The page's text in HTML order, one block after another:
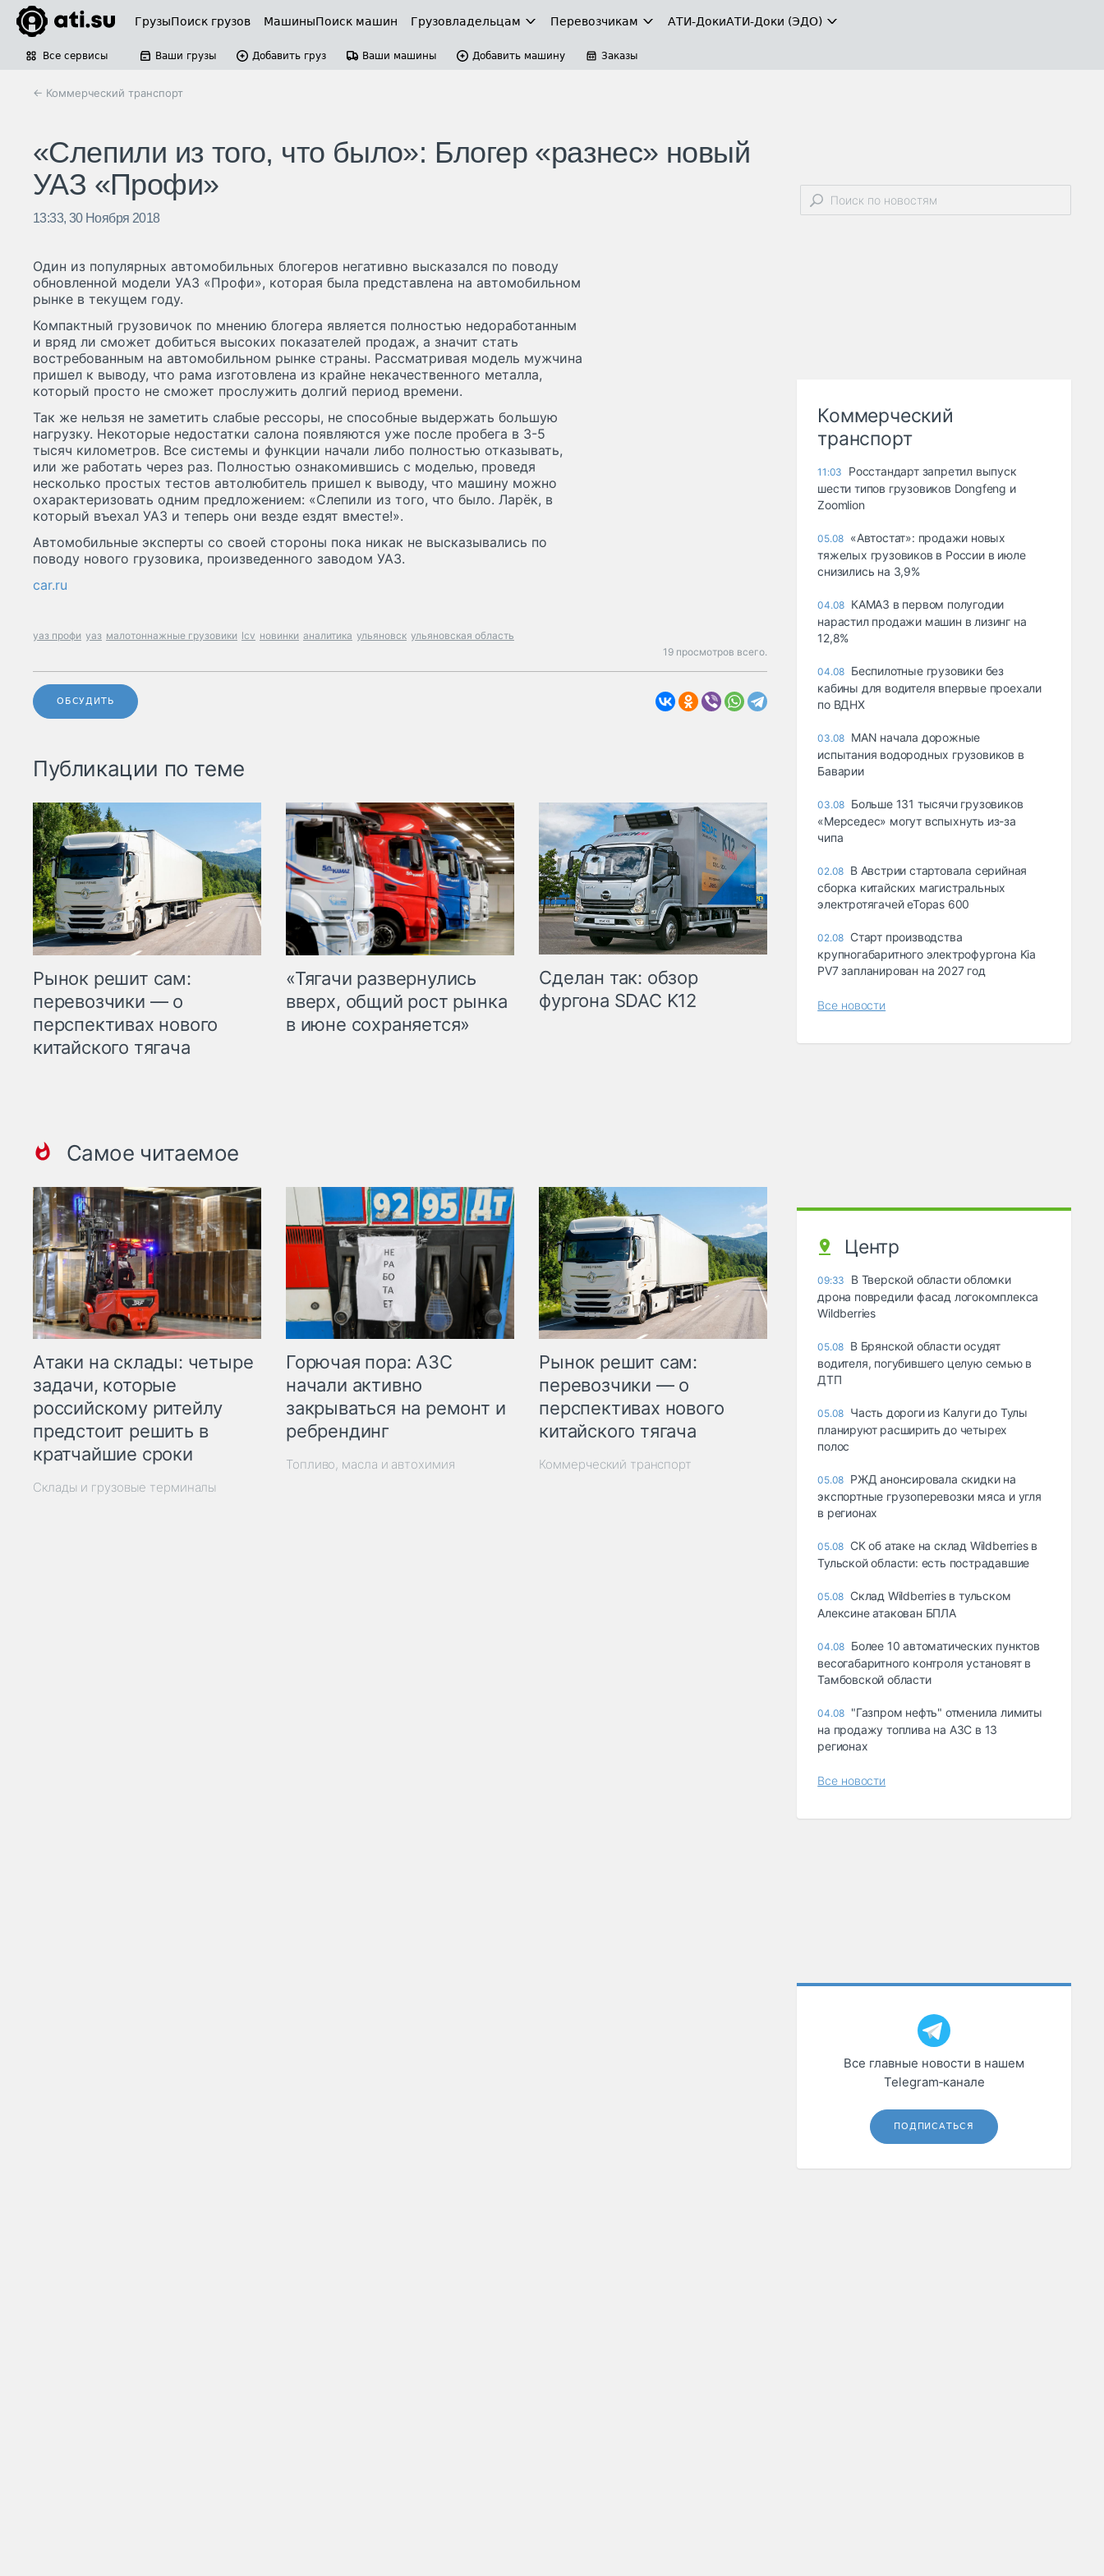
ГрузыПоиск грузов МашиныПоиск машин Грузовладельцам Перевозчикам АТИ-ДокиАТИ-Доки (ЭДО)
Все сервисы Ваши грузы Добавить груз Ваши машины Добавить машину Заказы
← Коммерческий транспорт
«Слепили из того, что было»: Блогер «разнес» новый
УАЗ «Профи»
13:33, 30 Ноября 2018
Один из популярных автомобильных блогеров негативно высказался по поводу
обновленной модели УАЗ «Профи», которая была представлена на автомобильном
рынке в текущем году.
Компактный грузовичок по мнению блогера является полностью недоработанным
и вряд ли сможет добиться высоких показателей продаж, а значит стать
востребованным на автомобильном рынке страны. Рассматривая модель мужчина
пришел к выводу, что рама изготовлена из крайне некачественного металла,
который просто не сможет прослужить долгий период времени.
Так же нельзя не заметить слабые рессоры, не способные выдержать большую
нагрузку. Некоторые недостатки салона появляются уже после пробега в 3-5
тысяч километров. Все системы и функции начали либо полностью отказывать,
или же работать через раз. Полностью ознакомившись с моделью, проведя
несколько простых тестов автолюбитель пришел к выводу, что машину можно
охарактеризовать одним предложением: «Слепили из того, что было. Ларёк, в
который въехал УАЗ и теперь они везде ездят вместе!».
Автомобильные эксперты со своей стороны пока никак не высказывались по
поводу нового грузовика, произведенного заводом УАЗ.
car.ru
уаз профи уаз малотоннажные грузовики lcv новинки аналитика ульяновск ульяновская область
19 просмотров всего.
ОБСУДИТЬ
Публикации по теме
Рынок решит сам:
перевозчики — о
перспективах нового
китайского тягача
«Тягачи развернулись
вверх, общий рост рынка
в июне сохраняется»
Сделан так: обзор
фургона SDAC K12
Самое читаемое
Атаки на склады: четыре
задачи, которые
российскому ритейлу
предстоит решить в
кратчайшие сроки
Склады и грузовые терминалы
Горючая пора: АЗС
начали активно
закрываться на ремонт и
ребрендинг
Топливо, масла и автохимия
Рынок решит сам:
перевозчики — о
перспективах нового
китайского тягача
Коммерческий транспорт
Коммерческий
транспорт
11:03
Росстандарт запретил выпуск
шести типов грузовиков Dongfeng и
Zoomlion
05.08 «Автостат»: продажи новых
тяжелых грузовиков в России в июле
снизились на 3,9%
04.08 КАМАЗ в первом полугодии
нарастил продажи машин в лизинг на
12,8%
04.08 Беспилотные грузовики без
кабины для водителя впервые проехали
по ВДНХ
03.08 MAN начала дорожные
испытания водородных грузовиков в
Баварии
03.08 Больше 131 тысячи грузовиков
«Мерседес» могут вспыхнуть из-за
чипа
02.08 В Австрии стартовала серийная
сборка китайских магистральных
электротягачей eTopas 600
02.08 Старт производства
крупногабаритного электрофургона Kia
PV7 запланирован на 2027 год
Все новости
Центр
09:33
В Тверской области обломки
дрона повредили фасад логокомплекса
Wildberries
05.08 В Брянской области осудят
водителя, погубившего целую семью в
ДТП
05.08 Часть дороги из Калуги до Тулы
планируют расширить до четырех
полос
05.08 РЖД анонсировала скидки на
экспортные грузоперевозки мяса и угля
в регионах
05.08 СК об атаке на склад Wildberries в
Тульской области: есть пострадавшие
05.08 Склад Wildberries в тульском
Алексине атакован БПЛА
04.08 Более 10 автоматических пунктов
весогабаритного контроля установят в
Тамбовской области
04.08 "Газпром нефть" отменила лимиты
на продажу топлива на АЗС в 13
регионах
Все новости
Все главные новости в нашем
Telegram‑канале
ПОДПИСАТЬСЯ